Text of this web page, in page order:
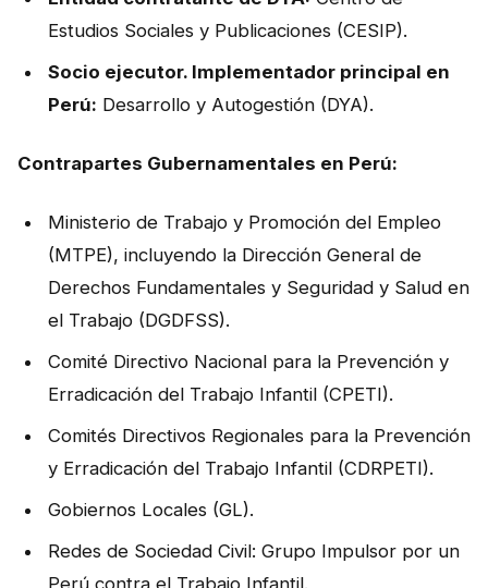
Estudios Sociales y Publicaciones (CESIP).
Socio ejecutor. Implementador principal en
Perú: Desarrollo y Autogestión (DYA).
Contrapartes Gubernamentales en Perú:
Ministerio de Trabajo y Promoción del Empleo
(MTPE), incluyendo la Dirección General de
Derechos Fundamentales y Seguridad y Salud en
el Trabajo (DGDFSS).
Comité Directivo Nacional para la Prevención y
Erradicación del Trabajo Infantil (CPETI).
Comités Directivos Regionales para la Prevención
y Erradicación del Trabajo Infantil (CDRPETI).
Gobiernos Locales (GL).
Redes de Sociedad Civil: Grupo Impulsor por un
Perú contra el Trabajo Infantil.